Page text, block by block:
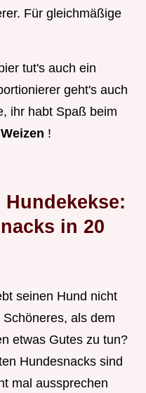
Für gleichmäßige
tut's auch ein
geht's auch
ihr habt Spaß beim
!
in 20
seinen Hund nicht
als dem
etwas Gutes zu tun?
Hundesnacks sind
mal aussprechen